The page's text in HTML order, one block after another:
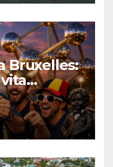
Bruxelles: